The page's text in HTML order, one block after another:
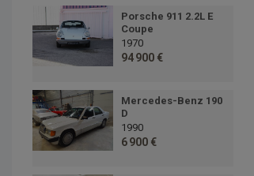
Porsche 911 2.2L E
Coupe
1970
94 900 €
Mercedes-Benz 190
D
1990
6 900 €